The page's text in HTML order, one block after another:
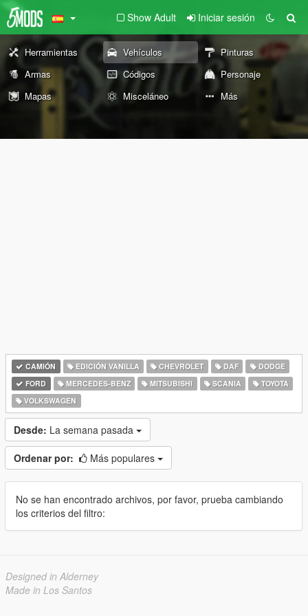
Show Adult Iniciar sesión
Herramientas Vehículos
Pinturas
Armas
Códigos
Personaje
Mapas
Misceláneo Más
CAMIÓN EDICIÓN VANILLA CHEVROLET DAF
DODGE
FORD
MERCEDES-BENZ MITSUBISHI SCANIA
TOYOTA
VOLKSWAGEN
Desde: La semana pasada
Ordenar por: Más populares
No se han encontrado archivos, por favor, prueba cambiando
los criterios del filtro:
Designed in Alderney
Made in Los Santos